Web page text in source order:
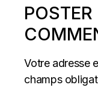
POSTER
Votre adresse
champs